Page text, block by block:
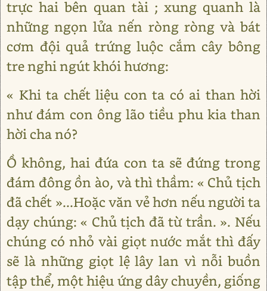
trực hai bên quan tài ; xung quanh là
những ngọn lửa nến ròng ròng và bát
cơm đội quả trứng luộc cắm cây bông
tre nghi ngút khói hương:
« Khi ta chết liệu con ta có ai than hời
như đám con ông lão tiều phu kia than
hời cha nó?
Ồ không, hai đứa con ta sẽ đứng trong
đám đông ồn ào, và thì thầm: « Chủ tịch
đã chết »...Hoặc văn vẻ hơn nếu người ta
dạy chúng: « Chủ tịch đã từ trần. ». Nếu
chúng có nhỏ vài giọt nước mắt thì đấy
sẽ là những giọt lệ lây lan vì nỗi buồn
tập thể, một hiệu ứng dây chuyền, giống